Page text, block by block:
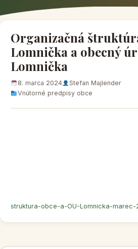
Organizačná
Lomnička a obecný
Lomnička
8. marca 2024
Stefan Majlender
Vnútorné predpisy obce
struktura-obce-a-OU-Lomnicka-marec-